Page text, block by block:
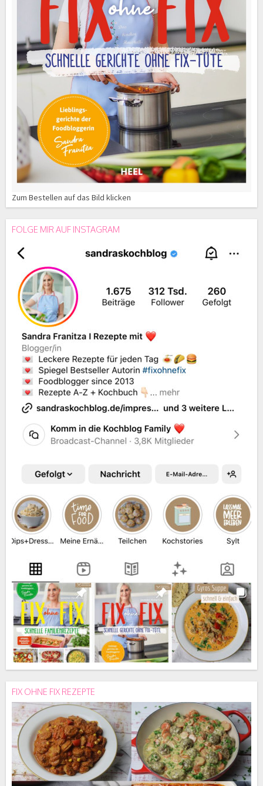
Zum Bestellen auf das Bild klicken
FOLGE MIR AUF INSTAGRAM
FIX OHNE FIX REZEPTE